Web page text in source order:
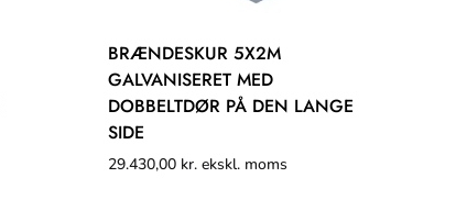
BRÆNDESKUR 5X2M
GALVANISERET MED
DOBBELTDØR PÅ DEN LANGE
SIDE
29.430,00 kr. ekskl. moms